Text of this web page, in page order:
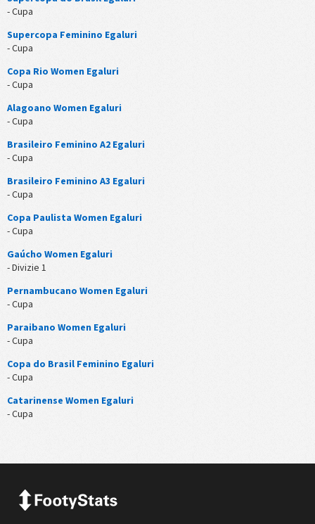
- Cupa
Supercopa Feminino Egaluri
- Cupa
Copa Rio Women Egaluri
- Cupa
Alagoano Women Egaluri
- Cupa
Brasileiro Feminino A2 Egaluri
- Cupa
Brasileiro Feminino A3 Egaluri
- Cupa
Copa Paulista Women Egaluri
- Cupa
Gaúcho Women Egaluri
- Divizie 1
Pernambucano Women Egaluri
- Cupa
Paraibano Women Egaluri
- Cupa
Copa do Brasil Feminino Egaluri
- Cupa
Catarinense Women Egaluri
- Cupa